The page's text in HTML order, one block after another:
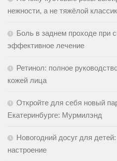
нежности, а не тяжёлой
Боль в заднем проходе при
эффективное лечение
Ретинол: полное
кожей лица
Откройте для себя новый
Екатеринбурге: Мурмилэнд
Новогодний досуг для
настроение